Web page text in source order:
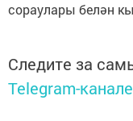
сораулары белән
Следите за
Telegram-канале